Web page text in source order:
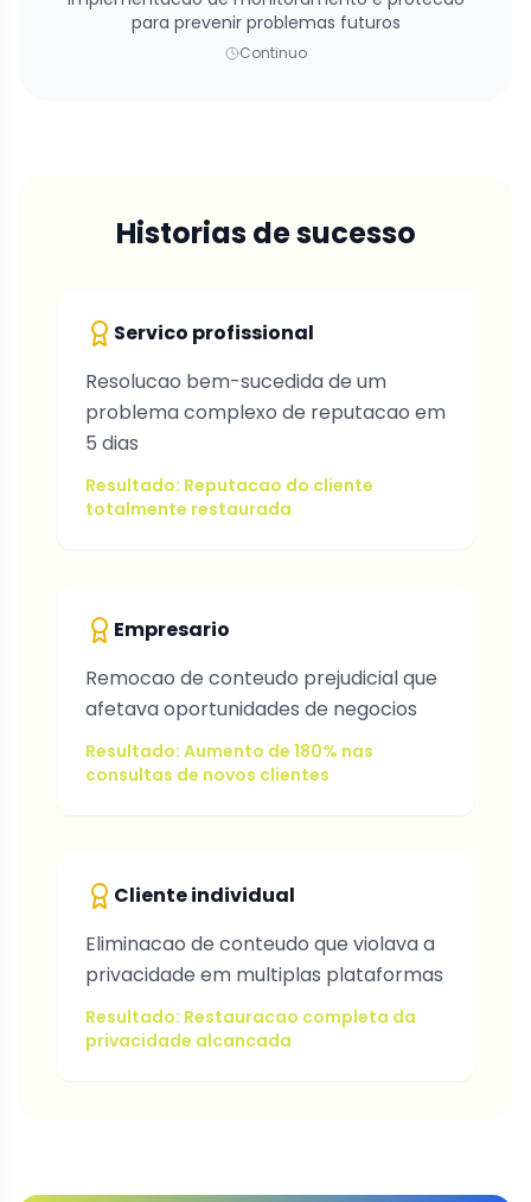
para prevenir problemas futuros
Continuo
Historias de sucesso
Servico profissional
Resolucao bem-sucedida de um
problema complexo de reputacao em
5 dias
Resultado: Reputacao do cliente
totalmente restaurada
Empresario
Remocao de conteudo prejudicial que
afetava oportunidades de negocios
Resultado: Aumento de 180% nas
consultas de novos clientes
Cliente individual
Eliminacao de conteudo que violava a
privacidade em multiplas plataformas
Resultado: Restauracao completa da
privacidade alcancada